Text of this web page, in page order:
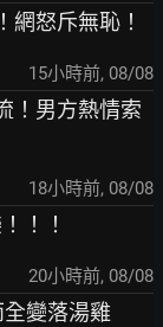
網怒斥無恥！
15小時前, 08/08
！男方熱情索
18小時前, 08/08
！！
20小時前, 08/08
變落湯雞